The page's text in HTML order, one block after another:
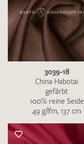
3039-18
China Habotai
gefärbt
100% reine Seide
49 g/lfm, 137 cm